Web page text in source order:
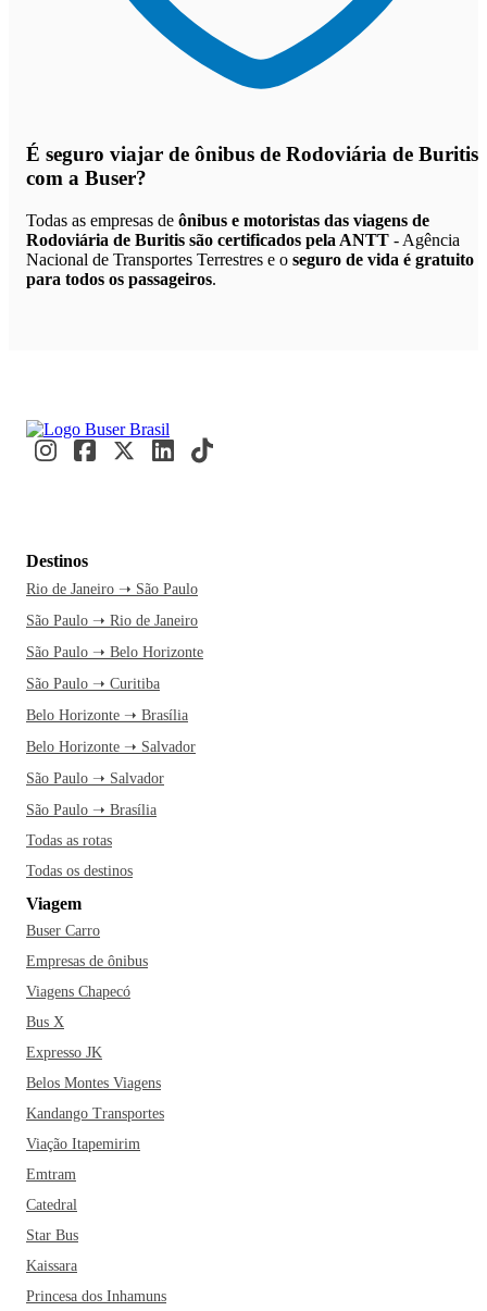
É seguro viajar de ônibus de Rodoviária de Buritis
com a Buser?
Todas as empresas de ônibus e motoristas das viagens de
Rodoviária de Buritis são certificados pela ANTT - Agência
Nacional de Transportes Terrestres e o seguro de vida é gratuito
para todos os passageiros.
Destinos
Rio de Janeiro ➝ São Paulo
São Paulo ➝ Rio de Janeiro
São Paulo ➝ Belo Horizonte
São Paulo ➝ Curitiba
Belo Horizonte ➝ Brasília
Belo Horizonte ➝ Salvador
São Paulo ➝ Salvador
São Paulo ➝ Brasília
Todas as rotas
Todas os destinos
Viagem
Buser Carro
Empresas de ônibus
Viagens Chapecó
Bus X
Expresso JK
Belos Montes Viagens
Kandango Transportes
Viação Itapemirim
Emtram
Catedral
Star Bus
Kaissara
Princesa dos Inhamuns